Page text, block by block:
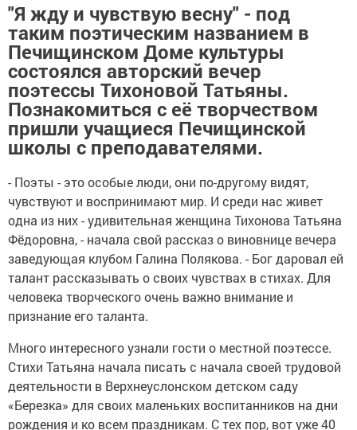
"Я жду и чувствую весну" - под
таким поэтическим названием в
Печищинском Доме культуры
состоялся авторский вечер
поэтессы Тихоновой Татьяны.
Познакомиться с её творчеством
пришли учащиеся Печищинской
школы с преподавателями.
- Поэты - это особые люди, они по-другому видят,
чувствуют и воспринимают мир. И среди нас живет
одна из них - удивительная женщина Тихонова Татьяна
Фёдоровна, - начала свой рассказ о виновнице вечера
заведующая клубом Галина Полякова. - Бог даровал ей
талант рассказывать о своих чувствах в стихах. Для
человека творческого очень важно внимание и
признание его таланта.
Много интересного узнали гости о местной поэтессе.
Стихи Татьяна начала писать с начала своей трудовой
деятельности в Верхнеуслонском детском саду
«Березка» для своих маленьких воспитанников на дни
рождения и ко всем праздникам. С тех пор, вот уже 40